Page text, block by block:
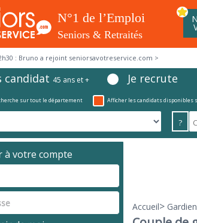
: Bruno a rejoint seniorsavotreservice.com >
candidat 45 ans et + Je recrute
sur tout le département Afficher les candidats disponibles
?
Accueil>
à votre compte